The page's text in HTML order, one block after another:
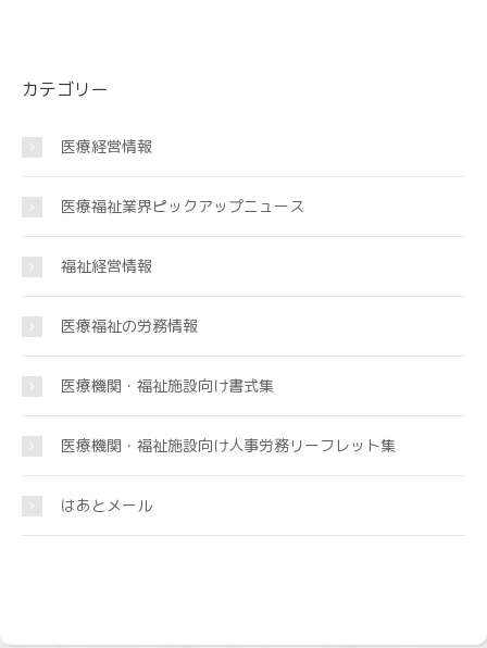
カテゴリー
医療経営情報
医療福祉業界ピックアップニュース
福祉経営情報
医療福祉の労務情報
医療機関・福祉施設向け書式集
医療機関・福祉施設向け人事労務リーフレット集
はあとメール